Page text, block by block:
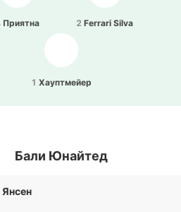
1 Хау­птмейер
Прия­тна 2 Ferrari Silva
Бали Юнайтед